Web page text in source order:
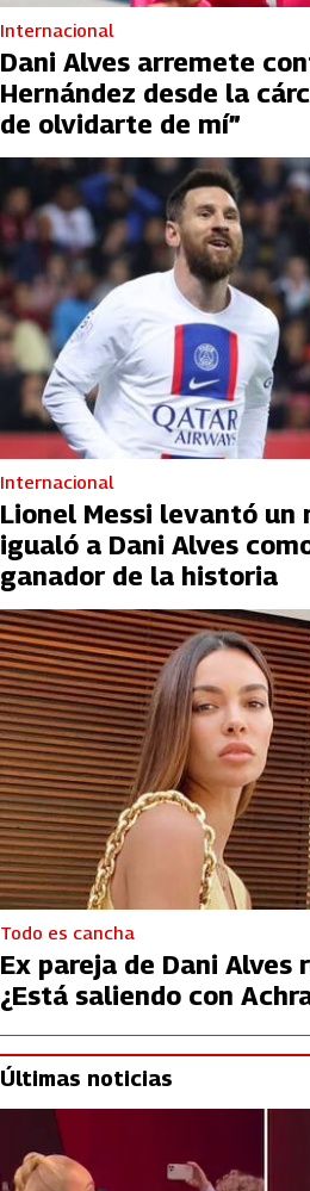
Internacional
Dani Alves arremete
Hernández desde la
de olvidarte de mí”
Internacional
Lionel Messi levantó un
igualó a Dani Alves
ganador de la historia
Todo es cancha
Ex pareja de Dani Alves
¿Está saliendo con
Últimas noticias